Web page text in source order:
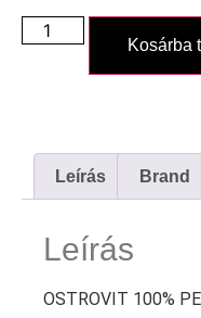
Kosárba
Leírás Brand
Leírás
OSTROVIT 100%